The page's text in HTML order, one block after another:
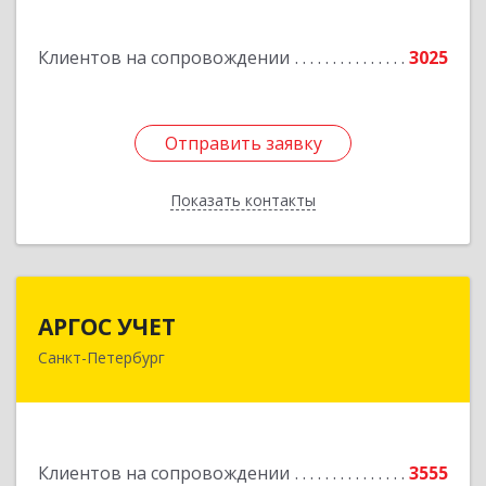
Клиентов на сопровождении 3025
Отправить заявку
Показать контакты
Подробнее
Отправить заявку
Назад
АРГОС УЧЕТ
Санкт-Петербург
Клиентов на сопровождении
3555
196191, Санкт-Петербург г, Конституции пл,